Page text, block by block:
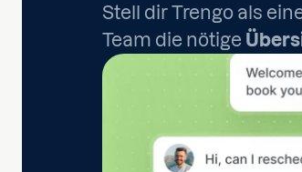
Stell dir Trengo als
Team die nötige